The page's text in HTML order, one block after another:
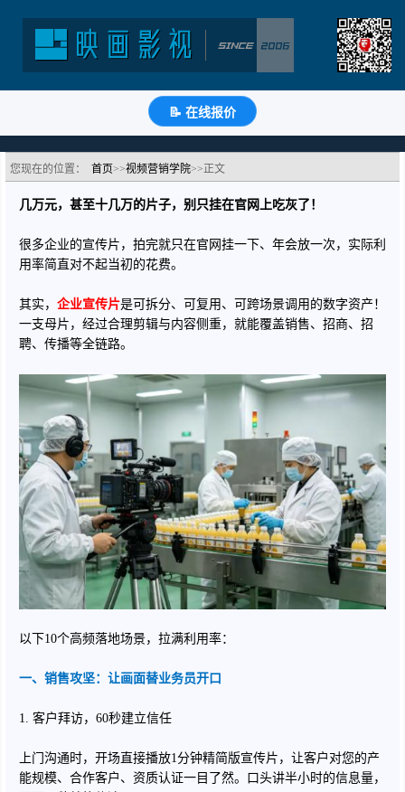
📝 在线报价
企业宣传片还在官网吃灰？10大高频复用场景，拉满
分类：视频营销学院 浏览：130次 更新时间：2026-06-30
微 Q QQ 豆 知
您现在的位置： 首页>>视频营销学院>>正文
几万元，甚至十几万的片子，别只挂在官网上吃灰了！
很多企业的宣传片，拍完就只在官网挂一下、年会放一次，实际利
用率简直对不起当初的花费。
其实， 企业宣传片是可拆分、可复用、可跨场景调用的数字资产！
一支母片，经过合理剪辑与内容侧重，就能覆盖销售、招商、招
聘、传播等全链路。
以下10个高频落地场景，拉满利用率：
一、销售攻坚：让画面替业务员开口
1. 客户拜访，60秒建立信任
上门沟通时，开场直接播放1分钟精简版宣传片，让客户对您的产
能规模、合作客户、资质认证一目了然。口头讲半小时的信息量，